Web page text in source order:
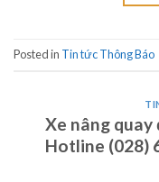
Posted in Tin tức Thông Báo
Xe nâng
Hotline (028)